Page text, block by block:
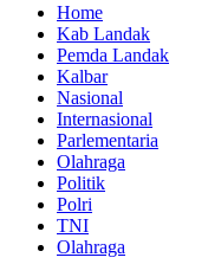
Home
Kab Landak
Pemda Landak
Kalbar
Nasional
Internasional
Parlementaria
Olahraga
Politik
Polri
TNI
Olahraga